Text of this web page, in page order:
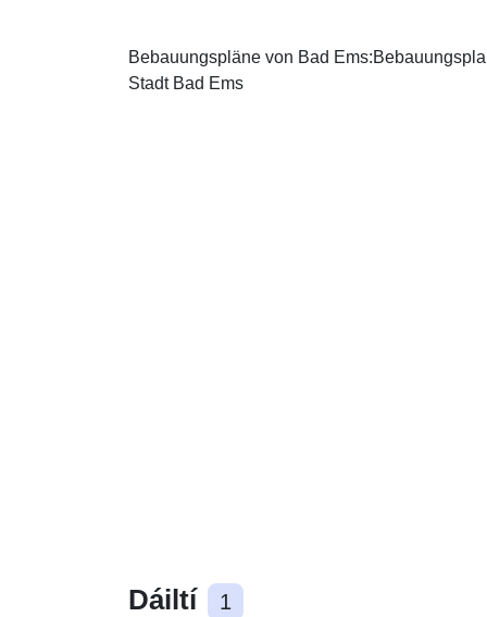
Bebauungspläne von Bad
Stadt Bad Ems
Dáiltí 1